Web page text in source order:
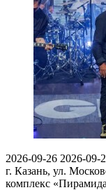
2026-09-26 2026-09-
г. Казань, ул.
комплекс